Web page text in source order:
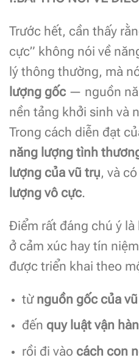
Trước hết, cần thấy
cực” không nói về
lý thông thường, mà
lượng gốc — nguồn
nền tảng khởi sinh và
Trong cách diễn đạt
năng lượng tình
lượng của vũ trụ, và
lượng vô cực.
Điểm rất đáng chú ý
ở cảm xúc hay tín
được triển khai theo
từ nguồn gốc của
đến quy luật vận
rồi đi vào cách con